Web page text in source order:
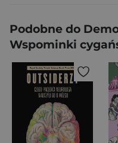
Podobne do
Wspominki